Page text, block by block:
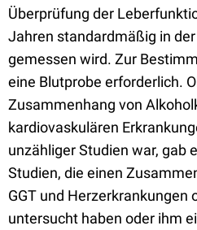
Überprüfung der
Jahren standardmäßig in
gemessen wird. Zur
eine Blutprobe erforderlich.
Zusammenhang von
kardiovaskulären
unzähliger Studien war, gab
Studien, die einen
GGT und Herzerkrankungen
untersucht haben oder ihm